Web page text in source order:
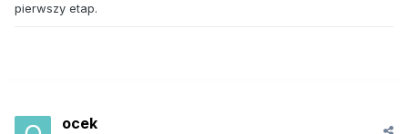
pierwszy etap.
ocek